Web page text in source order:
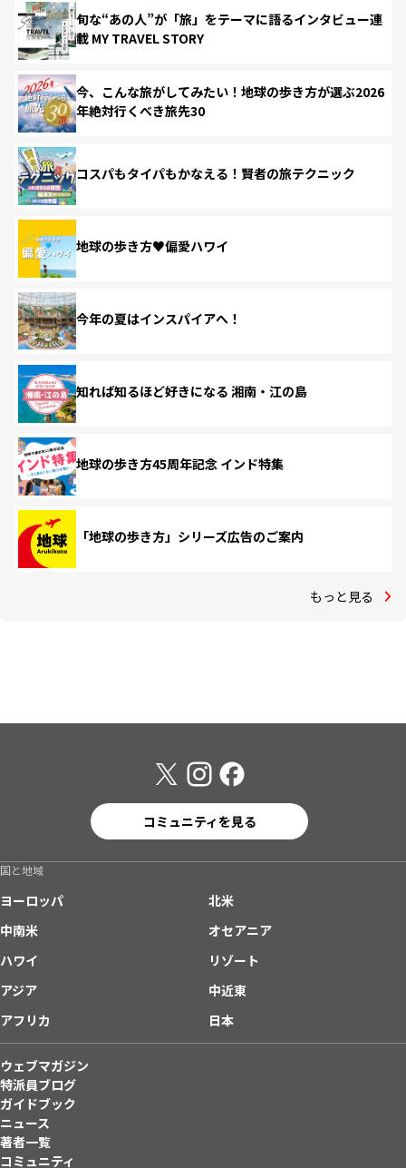
旬な“あの人”が「旅」をテーマに語るインタビュー連
載 MY TRAVEL STORY
今、こんな旅がしてみたい！地球の歩き方が選ぶ2026
年絶対行くべき旅先30
コスパもタイパもかなえる！賢者の旅テクニック
地球の歩き方♥偏愛ハワイ
今年の夏はインスパイアへ！
知れば知るほど好きになる 湘南・江の島
地球の歩き方45周年記念 インド特集
「地球の歩き方」シリーズ広告のご案内
もっと見る
コミュニティを見る
国と地域
ヨーロッパ
北米
中南米
オセアニア
ハワイ
リゾート
アジア
中近東
アフリカ
日本
ウェブマガジン
特派員ブログ
ガイドブック
ニュース
著者一覧
コミュニティ